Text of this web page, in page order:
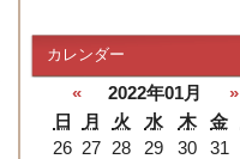
カレンダー
« 2022年01月
»
日
月 火 水 木 金
26 27 28 29 30 31